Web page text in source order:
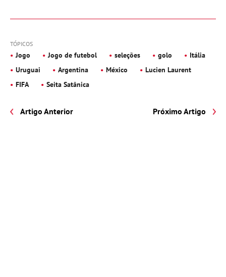
TÓPICOS
Jogo Jogo de futebol seleções golo
Itália
Uruguai
Argentina México
Lucien Laurent
FIFA
Seita Satânica
Artigo Anterior Próximo Artigo